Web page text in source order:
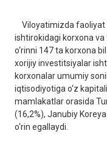
Viloyatimizda faoliyat
ishtirokidagi korxona
o‘rinni 147 ta korxona
xorijiy investitsiyalar
korxonalar umumiy
iqtisodiyotiga o‘z
mamlakatlar orasida
(16,2%), Janubiy
o‘rin egallaydi.